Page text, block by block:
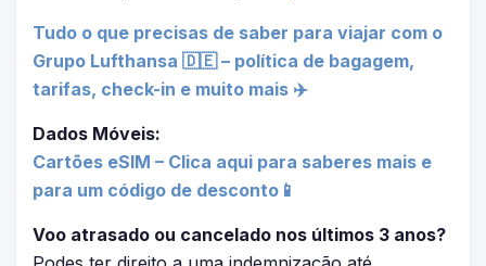
Tudo o que precisas de saber para viajar com o
Grupo Lufthansa 🇩🇪 – política de bagagem,
tarifas, check-in e muito mais ✈️
Dados Móveis:
Cartões eSIM – Clica aqui para saberes mais e
para um código de desconto📱
Voo atrasado ou cancelado nos últimos 3 anos?